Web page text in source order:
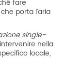
fare
porta l’aria
single-
nella
locale,